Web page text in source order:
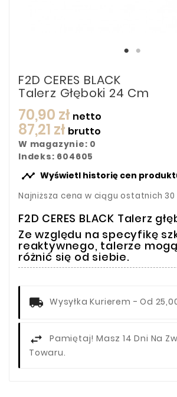
F2D CERES BLACK
Talerz Głęboki 24 Cm
70,90 zł netto
87,21 zł brutto
W magazynie: 0
Indeks: 604605
 Wyświetl historię cen
Najniższa cena w ciągu ostatnich 30
F2D CERES BLACK Talerz
Ze względu na specyfikę
reaktywnego, talerze
różnić się od siebie.
Wysyłka Kurierem - Od
Pamiętaj! Masz 14 Dni Na
Towaru.